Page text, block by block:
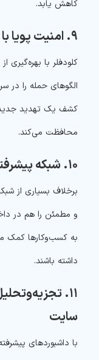
کاهش یابد.
۹. امنیت پویا با یادگیری تهدیدات جدید
کلودفلر با
الگوهای حمله را
کشف یک تهدید
محافظت می‌کند.
۱۰. شبکه پیشرفته کلودفلر در چین
برخلاف بسیاری از
و مطمئن را هم در
به کسب‌وکارها کمک
داشته باشند.
۱۱.
سایت